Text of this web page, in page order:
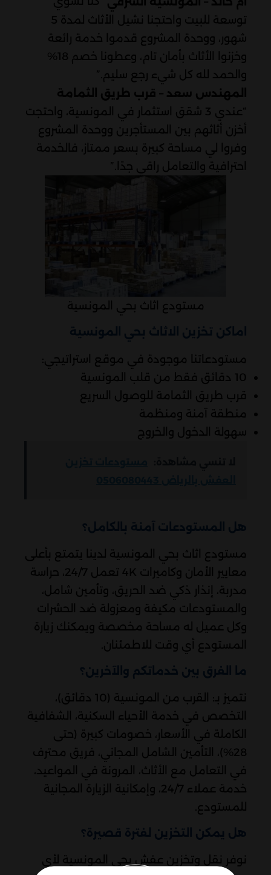
توسعة للبيت واحتجنا نشيل الأثاث لمدة 5
شهور، ووحدة المشروع قدموا خدمة رائعة
وخزنوا الأثاث بأمان تام، وعطونا خصم 18%
والحمد لله كل شيء رجع سليم.”
المهندس سعد – قرب طريق الثمامة
“عندي 3 شقق استثمار في المونسية، واحتجت
أخزن أثاثهم بين المستأجرين ووحدة المشروع
وفروا لي مساحة كبيرة بسعر ممتاز، فالخدمة
احترافية والتعامل راقي جدًا.”
مستودع اثاث بحي المونسية
اماكن تخزين الاثاث بحي المونسية
مستودعاتنا موجودة في موقع استراتيجي:
10 دقائق فقط من قلب المونسية
قرب طريق الثمامة للوصول السريع
منطقة آمنة ومنظمة
سهولة الدخول والخروج
هل المستودعات آمنة بالكامل؟
مستودع اثاث بحي المونسية لدينا يتمتع بأعلى
معايير الأمان وكاميرات 4K تعمل 24/7، حراسة
مدربة، إنذار ذكي ضد الحريق، وتأمين شامل،
والمستودعات مكيفة ومعزولة ضد الحشرات
وكل عميل له مساحة مخصصة ويمكنك زيارة
المستودع أي وقت للاطمئنان.
ما الفرق بين خدماتكم والآخرين؟
نتميز بـ: القرب من المونسية (10 دقائق)،
التخصص في خدمة الأحياء السكنية، الشفافية
الكاملة في الأسعار، خصومات كبيرة (حتى
28%)، التأمين الشامل المجاني، فريق محترف
في التعامل مع الأثاث، المرونة في المواعيد،
خدمة عملاء 24/7، وإمكانية الزيارة المجانية
للمستودع.
هل يمكن التخزين لفترة قصيرة؟
نوفر نقل وتخزين عفش بحي المونسية لأي